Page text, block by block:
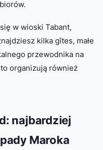
w wioski Tabant,
kilka gîtes, małe
przewodnika na
organizują również
najbardziej
Maroka